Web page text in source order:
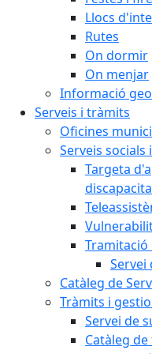
Llocs
Rutes
On dormir
On menjar
Informació
Serveis i tràmits
Oficines
Serveis socials
Targeta
Tramitació
Servei
Catàleg de
Tràmits i
Servei de
Catàleg